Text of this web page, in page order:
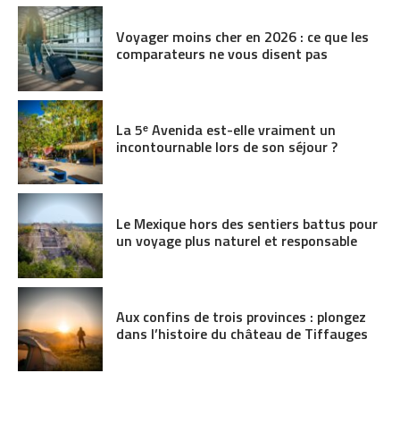
Voyager moins cher en 2026 : ce que les
comparateurs ne vous disent pas
La 5ᵉ Avenida est-elle vraiment un
incontournable lors de son séjour ?
Le Mexique hors des sentiers battus pour
un voyage plus naturel et responsable
Aux confins de trois provinces : plongez
dans l’histoire du château de Tiffauges